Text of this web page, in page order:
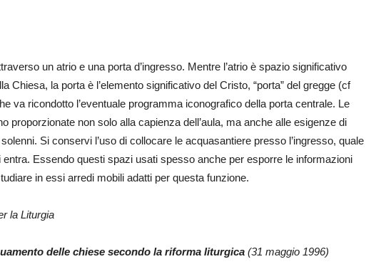
un atrio e una porta d’ingresso. Mentre l’atrio è spazio significativo
Chiesa, la porta è l’elemento significativo del Cristo, “porta” del gregge (cf
va ricondotto l’eventuale programma iconografico della porta centrale. Le
proporzionate non solo alla capienza dell’aula, ma anche alle esigenze di
Si conservi l’uso di collocare le acquasantiere presso l’ingresso, quale
Essendo questi spazi usati spesso anche per esporre le informazioni
in essi arredi mobili adatti per questa funzione.
la Liturgia
delle chiese secondo la riforma liturgica (31 maggio 1996)